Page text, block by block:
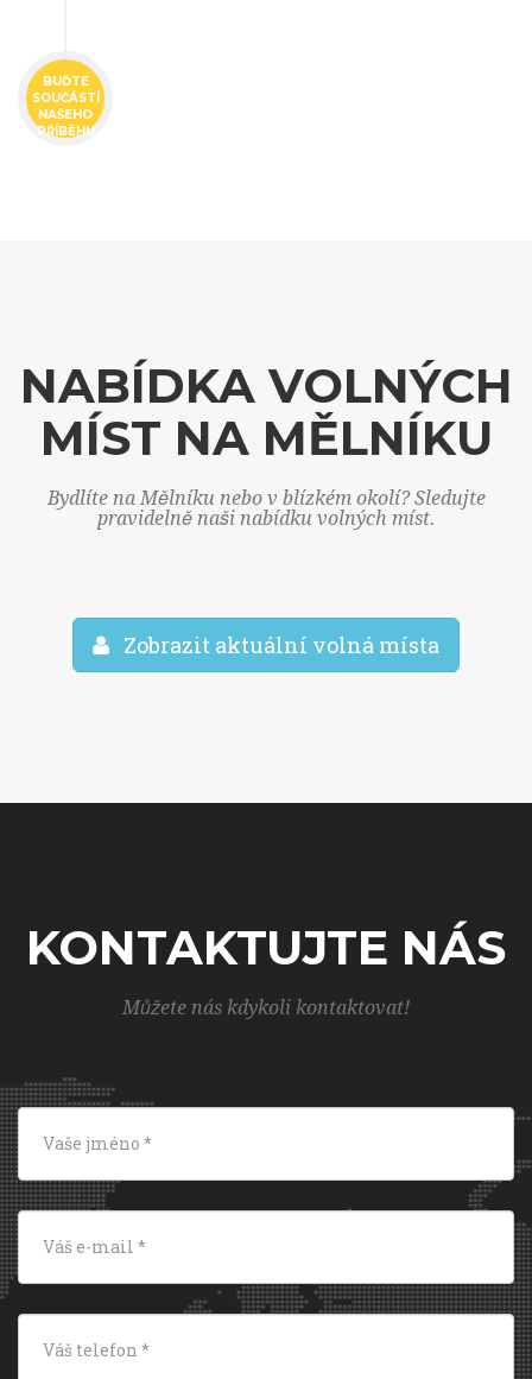
BUĎTE
SOUČÁSTÍ
NAŠEHO
PŘÍBĚHU
NABÍDKA VOLNÝCH
MÍST NA MĚLNÍKU
Bydlíte na Mělníku nebo v blízkém okolí? Sledujte
pravidelně naši nabídku volných míst.
Zobrazit aktuální volná místa
KONTAKTUJTE NÁS
Můžete nás kdykoli kontaktovat!